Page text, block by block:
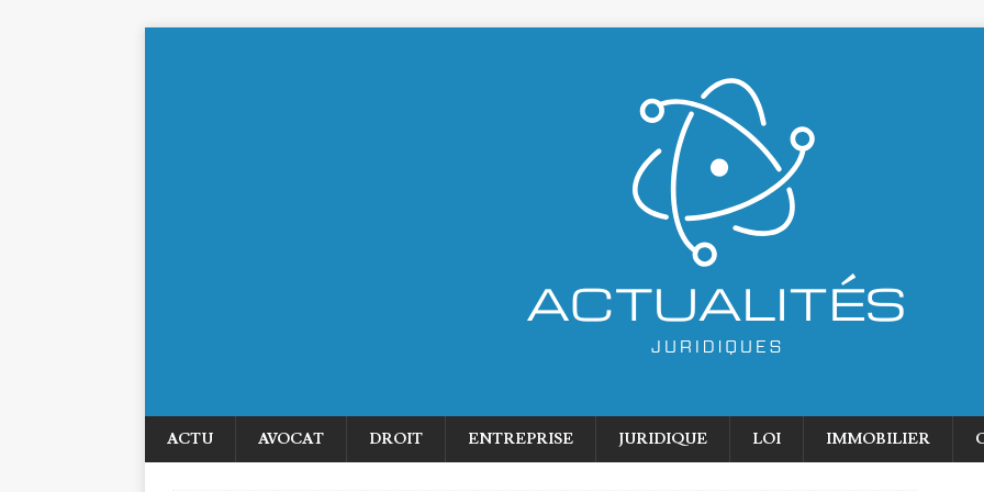
ACTU AVOCAT DROIT ENTREPRISE JURIDIQUE LOI IMMOBILIER